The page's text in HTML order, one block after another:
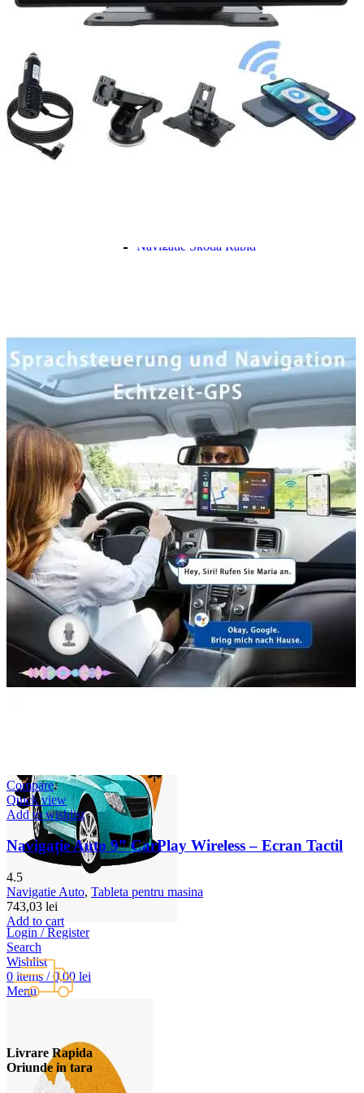
Navigație Mercedes W204
Navigație Mercedes W211
Navigație Mercedes Sprinter
Navigație Passat B5
Navigație Passat B5 5
Navigație Passat B6
Navigație Passat B7
Navigație Passat B8
Navigație Passat CC
Navigație Skoda Rapid
Accesorii auto masina
Accesorii Dacia Duster 3
Accesorii Duster 2
Accesorii Dacia Jogger
Parfum masina
Copertine auto
Incalzitor diesel
Antifurt masina
Blog
Despre Noi
Login / Register
Search
Wishlist
0 items / 0,00 lei
Menu
Compare
Quick view
Add to wishlist
Navigație Auto 9” CarPlay Wireless – Ecran Tactil
4.5
Navigatie Auto, Tableta pentru masina
743,03 lei
Add to cart
Livrare Rapida
Oriunde in tara